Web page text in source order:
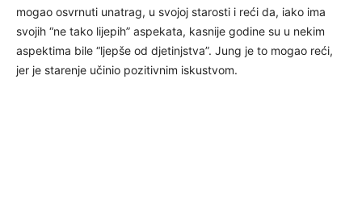
mogao osvrnuti unatrag, u svojoj starosti i reći da, iako ima
svojih “ne tako lijepih” aspekata, kasnije godine su u nekim
aspektima bile “ljepše od djetinjstva”. Jung je to mogao reći,
jer je starenje učinio pozitivnim iskustvom.